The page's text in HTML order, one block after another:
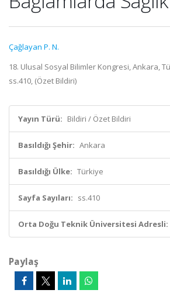
Çağlayan P. N.
18. Ulusal Sosyal Bilimler Kongresi, Ankara,
ss.410, (Özet Bildiri)
Yayın Türü: Bildiri / Özet Bildiri
Basıldığı Şehir: Ankara
Basıldığı Ülke: Türkiye
Sayfa Sayıları: ss.410
Orta Doğu Teknik Üniversitesi Adresli:
Paylaş